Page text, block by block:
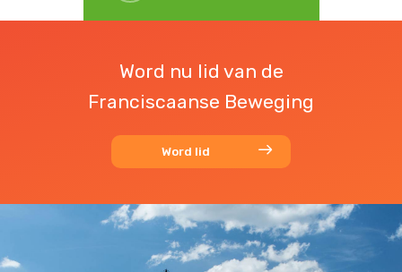
Word nu lid van de
Franciscaanse Beweging
Word lid